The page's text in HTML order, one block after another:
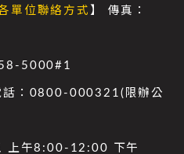
單位聯絡方式 】 傳真：
5000#1
話：0800-000321(限辦公
上午8:00-12:00 下午